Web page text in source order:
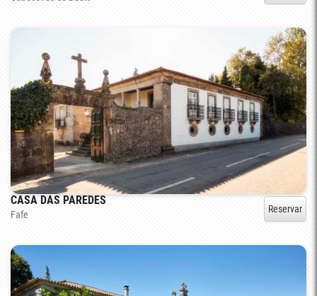
CASA DAS PAREDES
Fafe Reservar